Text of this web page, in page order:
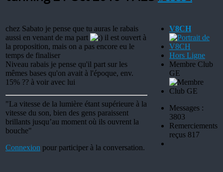
chez Sabato je pense que tu auras le rabais
aussi en venant de ma part
il est ouvert à
la proposition, mais on a pas encore eu le
temps de finaliser
Niveau rabais je pense qu'il part sur les
mêmes bases qu'on avait à l'époque, env.
15% ?? à voir avec lui
"La vitesse de la lumière étant supérieure à la
vitesse du son, bien des gens paraissent
brillants jusqu’au moment où ils ouvrent la
bouche"
Connexion pour participer à la conversation.
V8CH
Hors Ligne
Membre Club
GE
Messages :
3803
Remerciements
reçus 817